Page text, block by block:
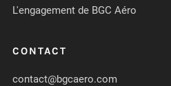
L'engagement de BGC Aéro
CONTACT
contact@bgcaero.com